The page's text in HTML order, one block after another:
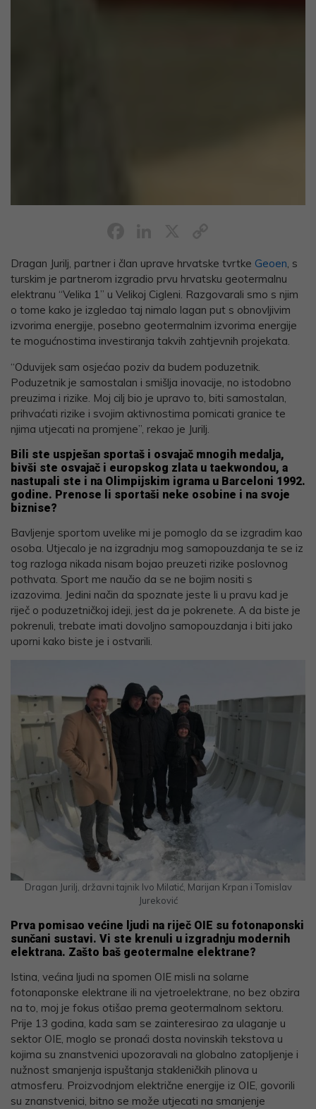
Link
Dragan Jurilj, partner i član uprave hrvatske tvrtke Geoen , s
turskim je partnerom izgradio prvu hrvatsku geotermalnu
elektranu “Velika 1” u Velikoj Cigleni. Razgovarali smo s njim
o tome kako je izgledao taj nimalo lagan put s obnovljivim
izvorima energije, posebno geotermalnim izvorima energije
te mogućnostima investiranja takvih zahtjevnih projekata.
“Oduvijek sam osjećao poziv da budem poduzetnik.
Poduzetnik je samostalan i smišlja inovacije, no istodobno
preuzima i rizike. Moj cilj bio je upravo to, biti samostalan,
prihvaćati rizike i svojim aktivnostima pomicati granice te
njima utjecati na promjene”, rekao je Jurilj.
Bili ste uspješan sportaš i osvajač mnogih medalja,
bivši ste osvajač i europskog zlata u taekwondou, a
nastupali ste i na Olimpijskim igrama u Barceloni 1992.
godine. Prenose li sportaši neke osobine i na svoje
biznise?
Bavljenje sportom uvelike mi je pomoglo da se izgradim kao
osoba. Utjecalo je na izgradnju mog samopouzdanja te se iz
tog razloga nikada nisam bojao preuzeti rizike poslovnog
pothvata. Sport me naučio da se ne bojim nositi s
izazovima. Jedini način da spoznate jeste li u pravu kad je
riječ o poduzetničkoj ideji, jest da je pokrenete. A da biste je
pokrenuli, trebate imati dovoljno samopouzdanja i biti jako
uporni kako biste je i ostvarili.
Dragan Jurilj, državni tajnik Ivo Milatić, Marijan Krpan i Tomislav
Jureković
Prva pomisao većine ljudi na riječ OIE su fotonaponski
sunčani sustavi. Vi ste krenuli u izgradnju modernih
elektrana. Zašto baš geotermalne elektrane?
Istina, većina ljudi na spomen OIE misli na solarne
fotonaponske elektrane ili na vjetroelektrane, no bez obzira
na to, moj je fokus otišao prema geotermalnom sektoru.
Prije 13 godina, kada sam se zainteresirao za ulaganje u
sektor OIE, moglo se pronaći dosta novinskih tekstova u
kojima su znanstvenici upozoravali na globalno zatopljenje i
nužnost smanjenja ispuštanja stakleničkih plinova u
atmosferu. Proizvodnjom električne energije iz OIE, govorili
su znanstvenici, bitno se može utjecati na smanjenje